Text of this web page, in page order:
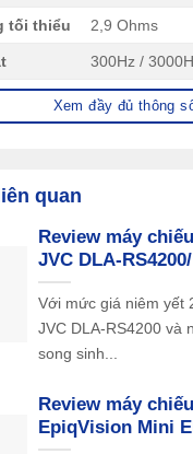
tối thiểu 2,9 Ohms
300Hz /
amply
40 – 250W
(R x C x
23,5kg
Xem đầy đủ thông
quan
Review máy
JVC DLA-
Với mức giá niêm yết
JVC DLA-RS4200 và
song sinh...
Review máy
EpiqVision Mini